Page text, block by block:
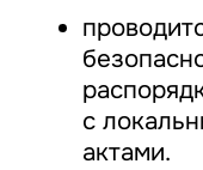
с
актами.